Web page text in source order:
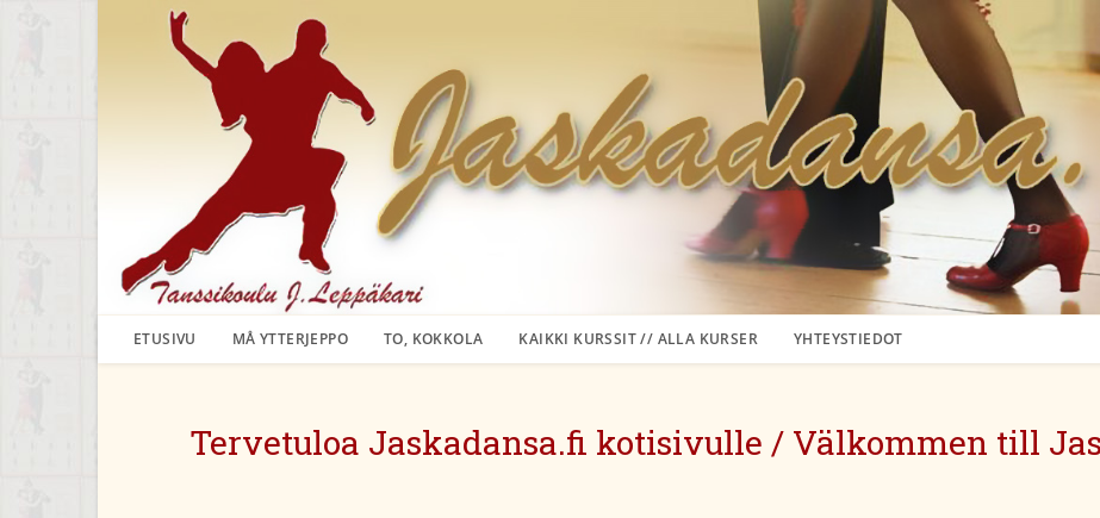
ETUSIVU MÅ YTTERJEPPO TO, KOKKOLA KAIKKI KURSSIT // ALLA KURSER YHTEYSTIEDOT
Tervetuloa Jaskadansa.fi kotisivulle / Välkommen till